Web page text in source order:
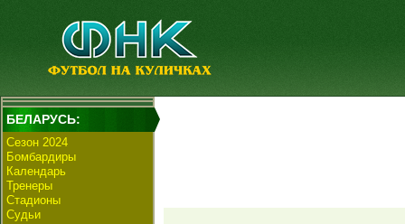
БЕЛАРУСЬ:
Сезон 2024
Бомбардиры
Календарь
Тренеры
Стадионы
Судьи